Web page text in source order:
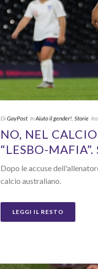
DiGayPost InAiuto il gender!, Storie
NO, NEL
“LESBO-
Dopo le accuse
calcio australiano.
LEGGI IL RESTO